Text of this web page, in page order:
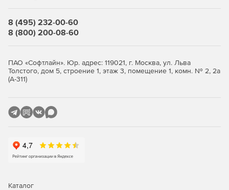
8 (495) 232-00-60
8 (800) 200-08-60
ПАО «Софтлайн». Юр. адрес: 119021, г. Москва, ул. Льва
Толстого, дом 5, строение 1, этаж 3, помещение 1, комн. № 2, 2а
(А-311)
Каталог